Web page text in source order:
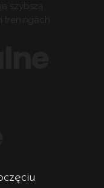
szybszą
treningach.